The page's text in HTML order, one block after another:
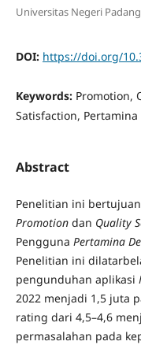
Universitas Negeri Padang
DOI: https://doi.org/
Keywords: Promotion,
Satisfaction,
Abstract
Penelitian ini
Promotiondan Quality
Pengguna Pertamina
Penelitian ini
pengunduhan aplikasi
2022 menjadi 1,5 juta
rating dari 4,5–4,6
permasalahan pada